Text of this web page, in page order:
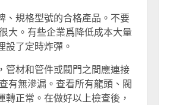
規格型號的合格產品。不要
大。有些企業爲降低成本大量
了定時炸彈。
材和管件或閥門之間應連接
有無滲漏。查看所有龍頭、閥
正常。在做好以上檢查後，